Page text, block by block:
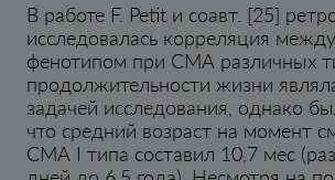
В работе F. Petit и соавт. [25]
исследовалась корреляция
фенотипом при СМА различных
продолжительности жизни
задачей исследования, однако
что средний возраст на момент
СМА I типа составил 10,7 мес